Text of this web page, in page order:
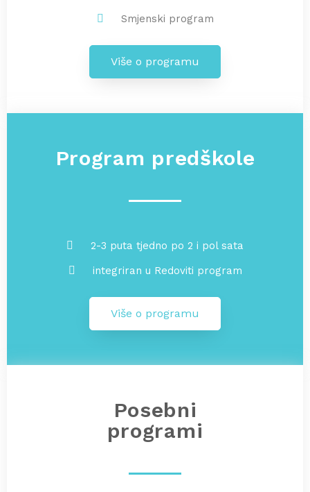
Smjenski program
Više o programu
Program predškole
2-3 puta tjedno po 2 i pol sata
integriran u Redoviti program
Više o programu
Posebni
programi